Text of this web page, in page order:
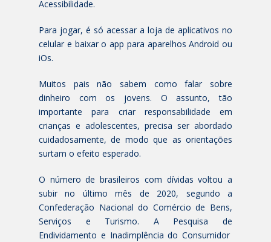
Acessibilidade.
Para jogar, é só acessar a loja de aplicativos no
celular e baixar o app para aparelhos Android ou
iOs.
Muitos pais não sabem como falar sobre
dinheiro com os jovens. O assunto, tão
importante para criar responsabilidade em
crianças e adolescentes, precisa ser abordado
cuidadosamente, de modo que as orientações
surtam o efeito esperado.
O número de brasileiros com dívidas voltou a
subir no último mês de 2020, segundo a
Confederação Nacional do Comércio de Bens,
Serviços e Turismo. A Pesquisa de
Endividamento e Inadimplência do Consumidor